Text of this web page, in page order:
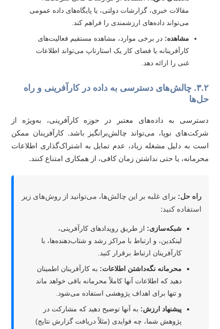
مقالات خبری، گزارشات دولتی، یا پایگاه‌های داده عمومی
می‌تواند داده‌های ارزشمندی را فراهم کند.
مشاهده:در برخی موارد، مشاهده مستقیم فعالیت‌های
کارآفرینانه یا فضای کار یک استارتاپ می‌تواند اطلاعات
غنی را ارائه دهد.
۳.۲. چالش‌های دسترسی به داده در کارآفرینی و راه
به داده‌های معتبر در حوزه کارآفرینی، به‌ویژه از
نوپا، می‌تواند چالش‌برانگیز باشد. کارآفرینان ممکن
به دلیل مشغله زیاد، عدم تمایل به اشتراک‌گذاری اطلاعات
یا حتی نداشتن زمان کافی، از همکاری امتناع کنند.
راه حل:برای غلبه بر این چالش‌ها، می‌توانید از روش‌های زیر
استفاده کنید:
شبکه‌سازی:از طریق رویدادهای کارآفرینی،
لینکدین، و ارتباط با مراکز رشد و شتاب‌دهنده‌ها، با
کارآفرینان ارتباط برقرار کنید.
محرمانه نگه‌داشتن اطلاعات:به کارآفرینان اطمینان
دهید که اطلاعات آنها کاملاً محرمانه باقی خواهد ماند
و تنها برای اهداف پژوهشی استفاده می‌شود.
پیشنهاد ارزش: به آنها توضیح دهید که مشارکت در
پژوهش شما، چه فوایدی (مثلاً دریافت گزارش نتایج)